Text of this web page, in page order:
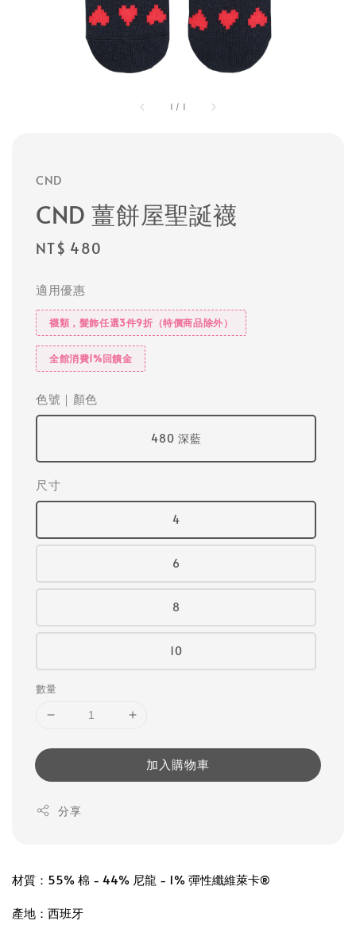
1 / 1
CND
CND 薑餅屋聖誕襪
Regular
NT$ 480
適用優惠
襪類，髮飾任選3件9折（特價商品除外）
全館消費1%回饋金
色號｜顏色
480 深藍
尺寸
4
6
8
10
數量
加入購物車
分享
材質：55% 棉 - 44% 尼龍 - 1% 彈性纖維萊卡®
產地：西班牙